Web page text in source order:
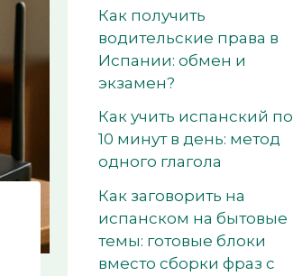
Как получить
водительские права в
Испании: обмен и
экзамен?
Как учить испанский по
10 минут в день: метод
одного глагола
Как заговорить на
испанском на бытовые
темы: готовые блоки
вместо сборки фраз с